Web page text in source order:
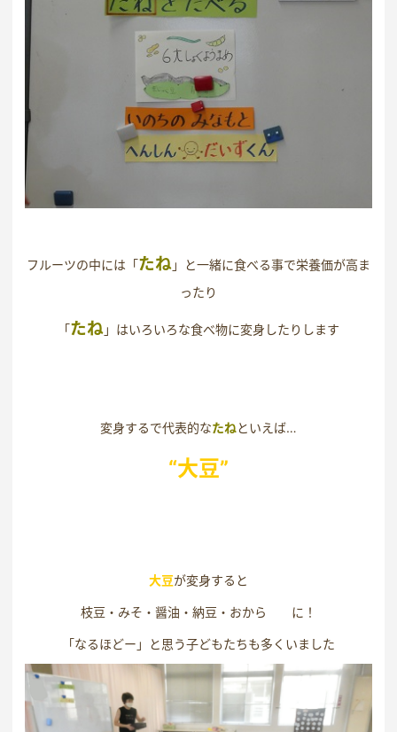
フルーツの中には「たね」と一緒に食べる事で栄養価が高ま
ったり
「たね」はいろいろな食べ物に変身したりします
変身するで代表的なたねといえば…
“大豆”
大豆が変身すると
枝豆・みそ・醤油・納豆・おから に！
「なるほどー」と思う子どもたちも多くいました